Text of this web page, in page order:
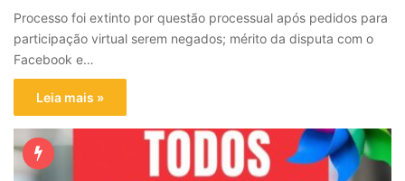
Processo foi extinto por questão processual após pedidos para
participação virtual serem negados; mérito da disputa com o
Facebook e…
Leia mais »